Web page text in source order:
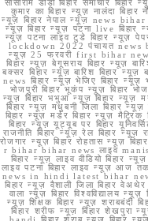
सासाराम डीडी बिहार समाचार बिहार
कुमार का बिहार न्यूज़ नालंदा बिहार
न्यूज़ बिहार नेपाल न्यूज़ news
न्यूज़ बिहार न्यूज़ पटना live बिहार
न्यूज़ पटना लाइव टुडे बिहार न्यूज़
lockdown 2022 पंचायत news
न्यूज़ 25 फरवरी first bihar news
बिहार न्यूज़ बेगूसराय बिहार न्यूज़
बक्सर बिहार न्यूज़ बारिश बिहार न्यूज़
news बिहार न्यूज़ भेजिए बिहार न्यूज़
भोजपुरी बिहार भूकंप न्यूज़ बिहार
न्यूज़ बिहार भभुआ न्यूज़ बिहार न्यूज़
बिहार न्यूज़ मधुबनी जिला बिहार न्यूज़
बिहार न्यूज़ मर्डर बिहार न्यूज़
बिहार न्यूज़ यूट्यूब पर बिहार
राजनीति बिहार न्यूज़ रेल बिहार न्यूज़
रोजगार न्यूज़ बिहार रोहतास न्यूज़
r bihar bihar news लाइव
बिहार न्यूज़ लाइव वीडियो बिहार
लाइव पटना बिहार लाइव न्यूज़ आज
news in hindi latest bihar news
बिहार न्यूज़ वैशाली जिला बिहार
वाला न्यूज़ बिहार विश्वविद्यालय
न्यूज़ शिक्षक बिहार न्यूज़ शराबबंदी
बिहार शरीफ न्यूज़ बिहार